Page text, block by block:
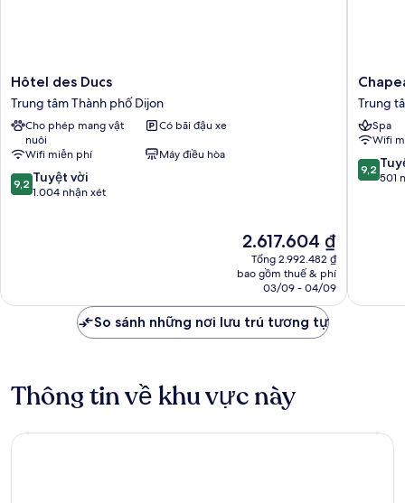
Hôtel
des
Ducs
Trung
tâm
Thành
phố
Dijon
Hôtel des Ducs
Trung tâm Thành phố Dijon
Cho phép mang vật
nuôi
Có bãi đậu xe
Wifi miễn phí
Máy điều hòa
9.2
trên
9,2 Tuyệt vời
1.004 nhận xét
Giá
hiện
tại
2.617.604 ₫
2.617.604 ₫
Tổng 2.992.482 ₫
bao gồm thuế & phí
03/09 - 04/09
Rouge
par
William
Frachot
Trung
tâm
Trung
Spa
Wifi
9.2
trên
9,2
501
So sánh những nơi lưu trú tương tự
Thông tin về khu vực này